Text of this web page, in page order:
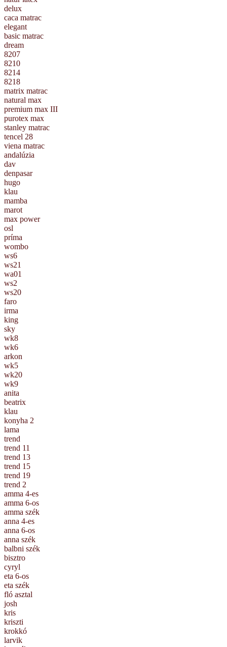
delux
caca matrac
elegant
basic matrac
dream
8207
8210
8214
8218
matrix matrac
natural max
premium max III
purotex max
stanley matrac
tencel 28
viena matrac
andalúzia
dav
denpasar
hugo
klau
mamba
marot
max power
osl
príma
wombo
ws6
ws21
wa01
ws2
ws20
faro
irma
king
sky
wk8
wk6
arkon
wk5
wk20
wk9
anita
beatrix
klau
konyha 2
lama
trend
trend 11
trend 13
trend 15
trend 19
trend 2
amma 4-es
amma 6-os
amma szék
anna 4-es
anna 6-os
anna szék
balbni szék
bisztro
cyryl
eta 6-os
eta szék
fló asztal
josh
kris
kriszti
krokkó
larvik